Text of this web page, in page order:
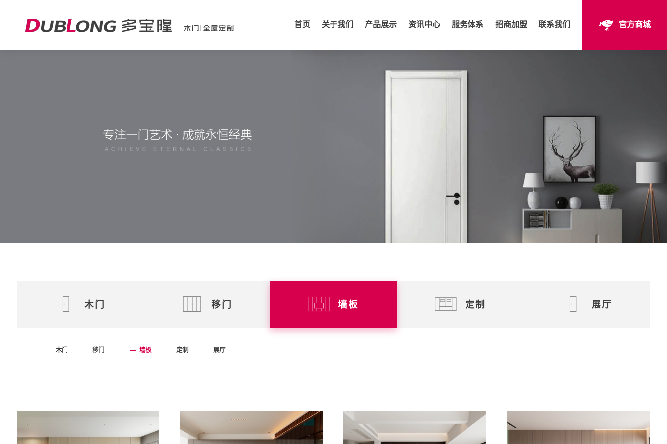
首页 关于我们 产品展示 资讯中心 服务体系 招商加盟 联系我们 官方商城
木门 移门 墙板 定制 展厅
木门 移门 墙板 定制 展厅